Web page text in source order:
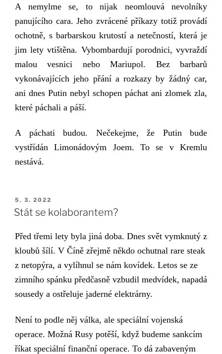
A nemylme se, to nijak neomlouvá nevolníky
panujícího cara. Jeho zvrácené příkazy totiž provádí
ochotně, s barbarskou krutostí a netečností, která je
jim lety vtištěna. Vybombardují porodnici, vyvraždí
malou vesnici nebo Mariupol. Bez barbarů
vykonávajících jeho přání a rozkazy by žádný car,
ani dnes Putin nebyl schopen páchat ani zlomek zla,
které páchali a páší.
A páchati budou. Nečekejme, že Putin bude
vystřídán Limonádovým Joem. To se v Kremlu
nestává.
PUBLIKOVÁNO
5. 3. 2022
Stát se kolaborantem?
Před třemi lety byla jiná doba. Dnes svět vymknutý z
kloubů šílí. V Číně zřejmě někdo ochutnal rare steak
z netopýra, a vylíhnul se nám kovídek. Letos se ze
zimního spánku předčasně vzbudil medvídek, napadá
sousedy a ostřeluje jaderné elektrárny.
Není to podle něj válka, ale speciální vojenská
operace. Možná Rusy potěší, když budeme sankcím
říkat speciální finanční operace. To dá zabaveným